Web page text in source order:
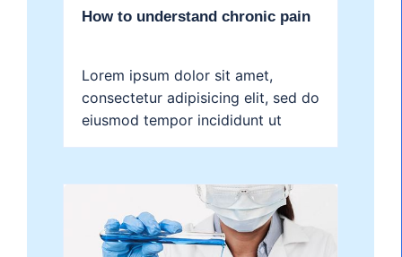
How to understand chronic pain
Lorem ipsum dolor sit amet,
consectetur adipisicing elit, sed do
eiusmod tempor incididunt ut
labore et dolore magna aliqua....